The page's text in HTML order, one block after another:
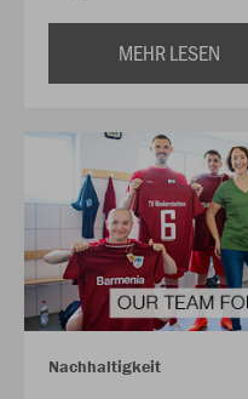
MEHR LESEN
Nachhaltigkeit